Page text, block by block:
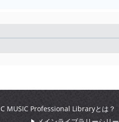
C MUSIC Professional Libraryとは？